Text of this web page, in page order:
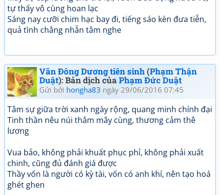
tự thấy vô cùng hoan lạc
Sáng nay cưỡi chim hạc bay đi, tiếng sáo kèn đưa tiễn,
quả tình chẳng nhẫn tâm nghe
Vãn Đông Dương tiên sinh(Phạm Thận
Duật): Bản dịch củaPhạm Đức Duật
Gửi bởi hongha83 ngày 29/06/2016 07:45
Tâm sự giữa trời xanh ngày rộng, quang minh chính đại
Tinh thần nêu núi thẳm mây cùng, thương cảm thê
lương
Vua bảo, không phải khuất phục phỉ, không phải xuất
chinh, cũng đủ đánh giá được
Thầy vốn là người có kỳ tài, vốn có anh khí, nên tạo hoá
ghét ghen